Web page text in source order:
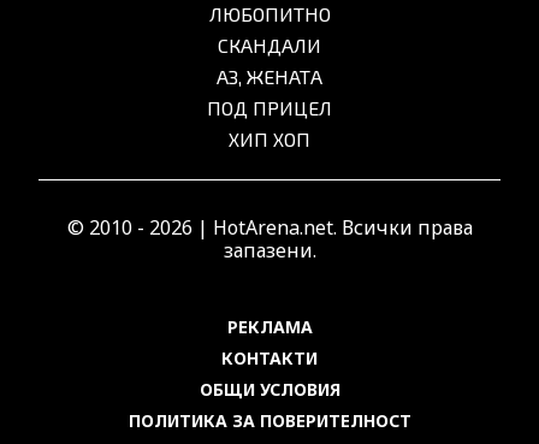
ЛЮБОПИТНО
СКАНДАЛИ
АЗ, ЖЕНАТА
ПОД ПРИЦЕЛ
ХИП ХОП
© 2010 - 2026 | HotArena.net. Всички права
запазени.
РЕКЛАМА
КОНТАКТИ
ОБЩИ УСЛОВИЯ
ПОЛИТИКА ЗА ПОВЕРИТЕЛНОСТ